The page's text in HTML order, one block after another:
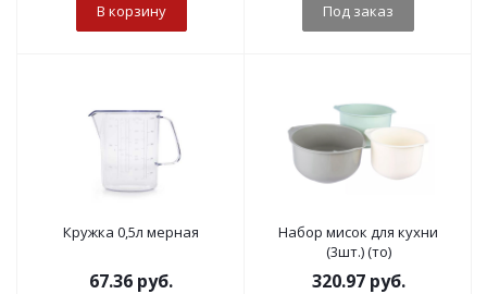
В корзину Под заказ
Кружка 0,5л мерная
67.36 руб.
Набор мисок для кухни
(3шт.) (то)
320.97руб.